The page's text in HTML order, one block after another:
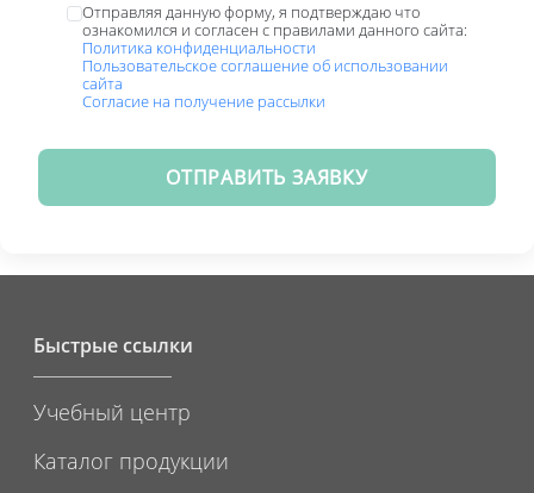
Отправляя данную форму, я подтверждаю что
ознакомился и согласен с правилами данного сайта:
Политика конфиденциальности
Пользовательское соглашение об использовании
сайта
Согласие на получение рассылки
ОТПРАВИТЬ ЗАЯВКУ
Быстрые ссылки
Учебный центр
Каталог продукции